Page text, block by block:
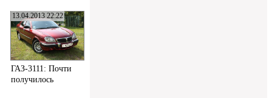
13.04.2013 22:22
ГАЗ-3111: Почти
получилось